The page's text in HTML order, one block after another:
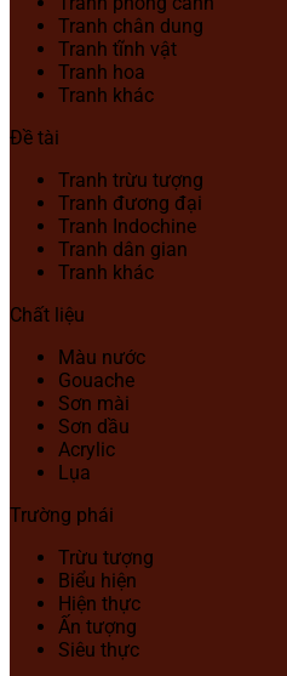
Tranh chân dung
Tranh tĩnh vật
Tranh hoa
Tranh khác
Đề tài
Tranh trừu tượng
Tranh đương đại
Tranh Indochine
Tranh dân gian
Tranh khác
Chất liệu
Màu nước
Gouache
Sơn mài
Sơn dầu
Acrylic
Lụa
Trường phái
Trừu tượng
Biểu hiện
Hiện thực
Ấn tượng
Siêu thực